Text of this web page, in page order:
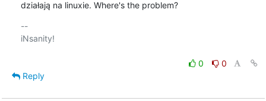
działają na linuxie. Where's the problem?
--
iNsanity!
0
0
Reply